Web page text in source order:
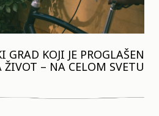
GRAD KOJI JE PROGLAŠEN
ŽIVOT – NA CELOM SVETU